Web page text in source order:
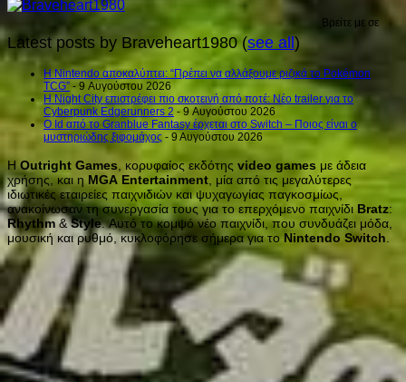
Βρείτε με σε
Latest posts by Braveheart1980(see all)
Η Nintendo αποκαλύπτει: “Πρέπει να αλλάξουμε ριζικά το Pokémon
TCG” - 9 Αυγούστου 2026
Η Night City επιστρέφει πιο σκοτεινή από ποτέ: Νέο trailer για το
Cyberpunk Edgerunners 2 - 9 Αυγούστου 2026
Ο Id από το Granblue Fantasy έρχεται στο Switch – Ποιος είναι ο
μυστηριώδης ξιφομάχος - 9 Αυγούστου 2026
Η Outright Games , κορυφαίος εκδότης video games με άδεια
χρήσης, και η MGA Entertainment , μία από τις μεγαλύτερες
ιδιωτικές εταιρείες παιχνιδιών και ψυχαγωγίας παγκοσμίως,
ανακοίνωσαν τη συνεργασία τους για το επερχόμενο παιχνίδι Bratz:
Rhythm &Style. Αυτό το κομψό νέο παιχνίδι, που συνδυάζει μόδα,
μουσική και ρυθμό, κυκλοφόρησε σήμερα για τοNintendo Switch